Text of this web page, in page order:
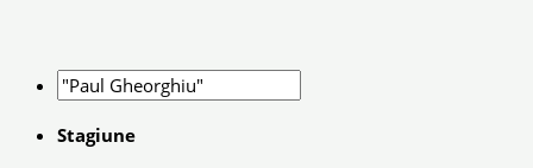
Stagiune